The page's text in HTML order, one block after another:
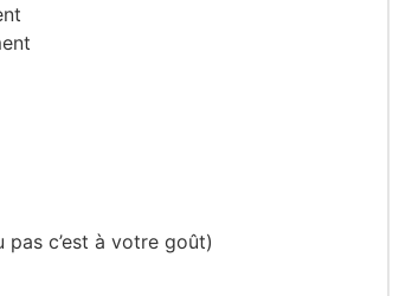
c’est à votre goût)